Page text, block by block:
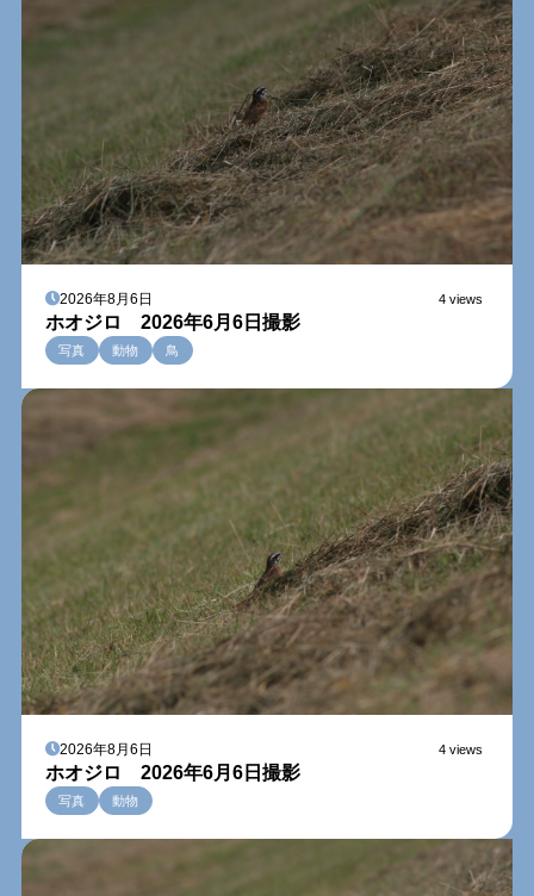
2026年8月6日 4 views
ホオジロ 2026年6月6日撮影
写真 動物 鳥
2026年8月6日 4 views
ホオジロ 2026年6月6日撮影
写真 動物